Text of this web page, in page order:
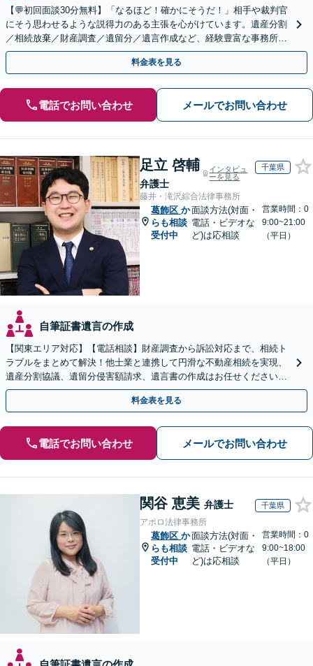
【💬初回面談30分無料】「なるほど！確かにそうだ！」相手や裁判官
にそう思わせるような説得力のある主張を心がけています。遺産分割
／相続放棄／財産調査／遺留分／遺言作成など、経験豊富な事務所で
す。複雑な手続を代行します【年間相談100件以上】
料金表を見る
電話でお問い合わせ メールでお問い合わせ
足立 啓輔
弁護士
インタビュ
ーを見る
千葉県
藤井・滝沢綜合法律事務所
葛飾区 か
らも相談
受付中
面談方法(対面・
電話・ビデオな
ど)は応相談
営業時間：0
9:00~21:00
（平日）
自筆証書遺言の作成
【関東エリア対応】【電話相談】財産調査から訴訟対応まで、相続ト
ラブルをまとめて解決！他士業と連携して円滑な不動産相続を実現、
遺産分割協議、遺留分侵害額請求、遺言書の作成はお任せください。
明確な料金体系【オンライン面談可能】
料金表を見る
電話でお問い合わせ メールでお問い合わせ
関谷 恵美 弁護士 千葉県
アポロ法律事務所
葛飾区 か
らも相談
受付中
面談方法(対面・
電話・ビデオな
ど)は応相談
営業時間：0
9:00~18:00
（平日）